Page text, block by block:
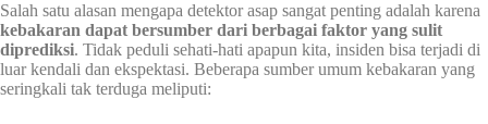
Salah satu alasan mengapa detektor asap sangat penting adalah karena
kebakaran dapat bersumber dari berbagai faktor yang sulit
diprediksi. Tidak peduli sehati-hati apapun kita, insiden bisa terjadi di
luar kendali dan ekspektasi. Beberapa sumber umum kebakaran yang
seringkali tak terduga meliputi: